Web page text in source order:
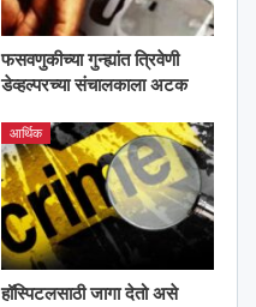
फसवणुकीच्या गुन्ह्यांत त्रिवेणी
डेव्हल्परच्या संचालकाला अटक
आर्थिक
हॉस्पिटलसाठी जागा देतो असे